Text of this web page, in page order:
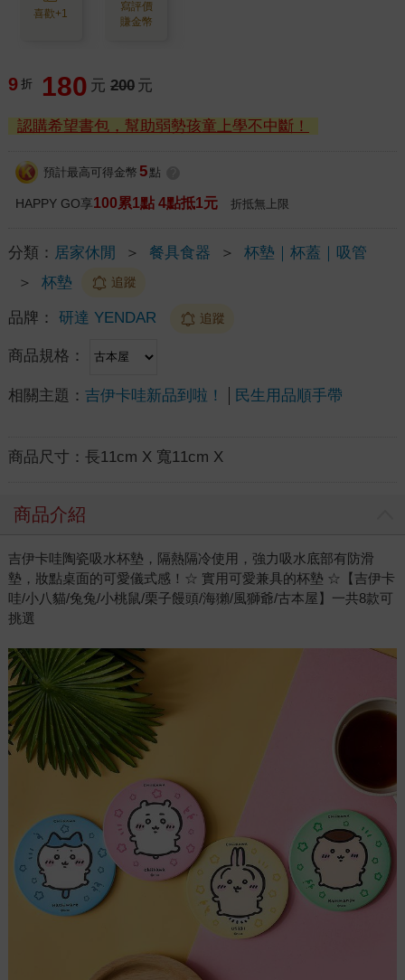
喜歡+1
寫評價
賺金幣
9 折 180 元 200 元
認購希望書包，幫助弱勢孩童上學不中斷！
預計最高可得金幣 5 點
HAPPY GO享100累1點 4點抵1元 折抵無上限
分類： 居家休閒 ＞ 餐具食器 ＞
杯墊｜杯蓋｜吸管
＞
杯墊 追蹤
品牌： 研達 YENDAR 追蹤
商品規格：
相關主題： 吉伊卡哇新品到啦！ 民生用品順手帶
商品尺寸： 長11cm X 寬11cm X
商品介紹
吉伊卡哇陶瓷吸水杯墊，隔熱隔冷使用，強力吸水底部有防滑
墊，妝點桌面的可愛儀式感！☆ 實用可愛兼具的杯墊 ☆【吉伊卡
哇/小八貓/兔兔/小桃鼠/栗子饅頭/海獺/風獅爺/古本屋】一共8款可
挑選